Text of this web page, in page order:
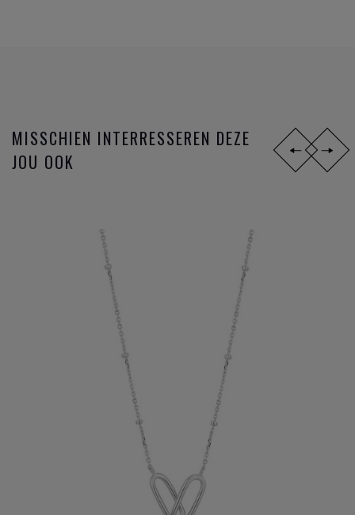
MISSCHIEN INTERRESSEREN DEZE
JOU OOK